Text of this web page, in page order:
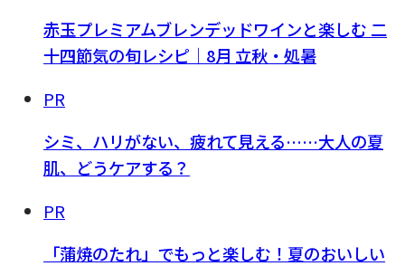
赤玉プレミアムブレンデッドワインと楽しむ 二
十四節気の旬レシピ｜8月 立秋・処暑
PR
シミ、ハリがない、疲れて見える……大人の夏
肌、どうケアする？
PR
「蒲焼のたれ」でもっと楽しむ！夏のおいしい